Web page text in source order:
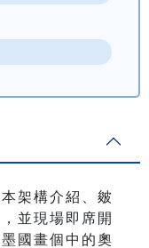
架構介紹、皴
並現場即席開
國畫個中的奧